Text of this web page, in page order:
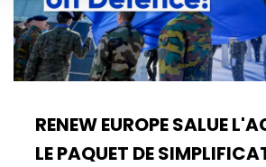
RENEW EUROPE SALUE
LE PAQUET DE